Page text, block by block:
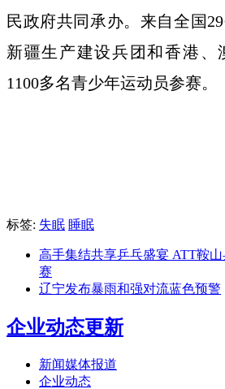
民政府共同承办。来自全国
新疆生产建设兵团和香港、
1100多名青少年运动员参赛。
标签: 失眠 睡眠
高手集结共享乒乓盛宴 ATT鞍
赛
辽宁发布暴雨和强对流蓝色预警
企业动态更新
新闻媒体报道
企业动态